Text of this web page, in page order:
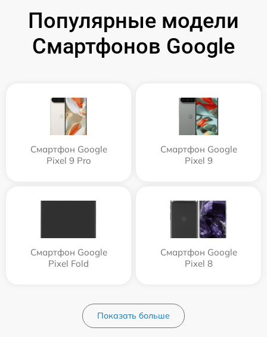
Популярные модели
Смартфонов Google
Смартфон Google
Pixel 9 Pro
Смартфон Google
Pixel 9
Смартфон Google
Pixel Fold
Смартфон Google
Pixel 8
Показать больше